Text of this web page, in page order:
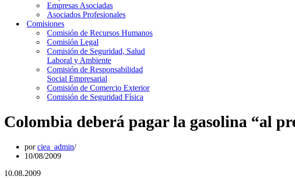
Empresas Asociadas
Asociados Profesionales
Comisiones
Comisión de Recursos Humanos
Comisión Legal
Comisión de Seguridad, Salud
Laboral y Ambiente
Comisión de Responsabilidad
Social Empresarial
Comisión de Comercio Exterior
Comisión de Seguridad Física
Colombia deberá pagar la gasolina “al
porciea_admin
10/08/2009
10.08.2009